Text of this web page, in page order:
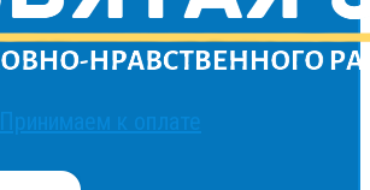
Принимаем к оплате